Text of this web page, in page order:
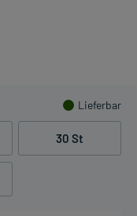
Lieferbar
30 St